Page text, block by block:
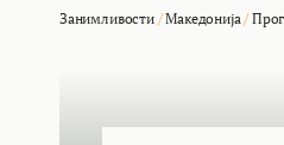
Занимливости/Македонија/